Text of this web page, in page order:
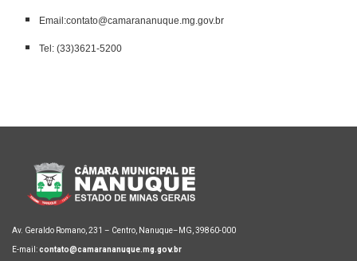
Email:contato@camarananuque.mg.gov.br
Tel: (33)3621-5200
Av. Geraldo Romano, 231 – Centro, Nanuque–MG, 39860-000
E-mail:contato@camarananuque.mg.gov.br